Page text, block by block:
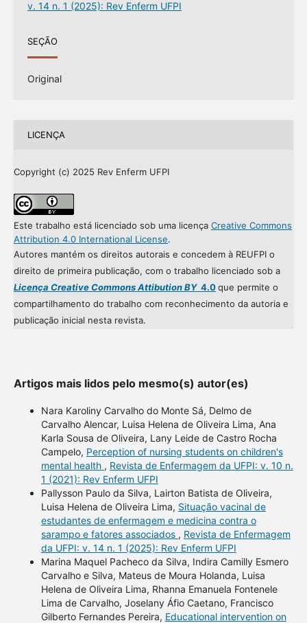
v. 14 n. 1 (2025): Rev Enferm UFPI
SEÇÃO
Original
LICENÇA
Copyright (c) 2025 Rev Enferm UFPI
Este trabalho está licenciado sob uma licença Creative Commons
Attribution 4.0 International License.
Autores mantém os direitos autorais e concedem à REUFPI o
direito de primeira publicação, com o trabalho licenciado sob a
Licença Creative Commons Attibution BY4.0que permite o
compartilhamento do trabalho com reconhecimento da autoria e
publicação inicial nesta revista.
Artigos mais lidos pelo mesmo(s) autor(es)
Nara Karoliny Carvalho do Monte Sá, Delmo de
Carvalho Alencar, Luisa Helena de Oliveira Lima, Ana
Karla Sousa de Oliveira, Lany Leide de Castro Rocha
Campelo, Perception of nursing students on children's
mental health , Revista de Enfermagem da UFPI: v. 10 n.
1 (2021): Rev Enferm UFPI
Pallysson Paulo da Silva, Lairton Batista de Oliveira,
Luisa Helena de Oliveira Lima, Situação vacinal de
estudantes de enfermagem e medicina contra o
sarampo e fatores associados , Revista de Enfermagem
da UFPI: v. 14 n. 1 (2025): Rev Enferm UFPI
Marina Maquel Pacheco da Silva, Indira Camilly Esmero
Carvalho e Silva, Mateus de Moura Holanda, Luisa
Helena de Oliveira Lima, Rhanna Emanuela Fontenele
Lima de Carvalho, Joselany Áfio Caetano, Francisco
Gilberto Fernandes Pereira, Educational intervention on